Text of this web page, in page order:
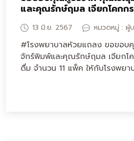
และคุณรักษ์ฤมล เจียกโคกก
13 มิ.ย. 2567 หมวดหมู่ : ผู้
#โรงพยาบาลห้วยแถลง ขอขอ
จักร์พิมพ์และคุณรักษ์ฤมล เจียกโ
ดื่ม จำนวน 11 แพ็ค ให้กับโรงพย